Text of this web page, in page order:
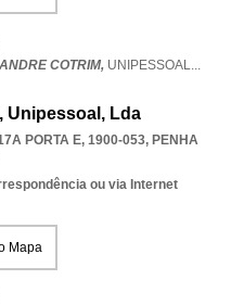
COTRIM, UNIPESSOAL...
Unipessoal, Lda
PORTA E, 1900-053, PENHA
ou via Internet
Mapa